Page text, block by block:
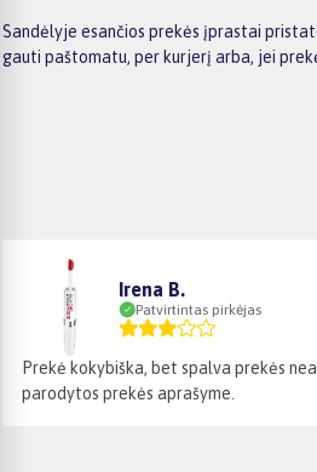
Sandėlyje esančios prekės įprastai
gauti paštomatu, per kurjerį arba, jei
Irena B.
Patvirtintas pirkėjas
Prekė kokybiška, bet spalva prekės
parodytos prekės aprašyme.